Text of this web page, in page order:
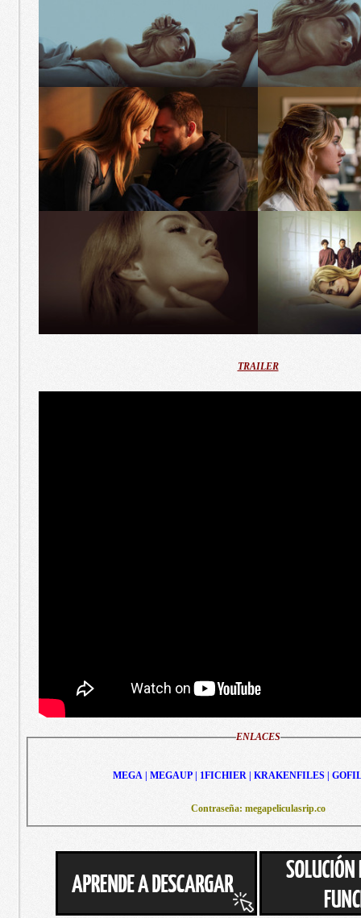
TRAILER
ENLACES
MEGA | MEGAUP | 1FICHIER | KRAKENFILES |
Contraseña: megapeliculasrip.co